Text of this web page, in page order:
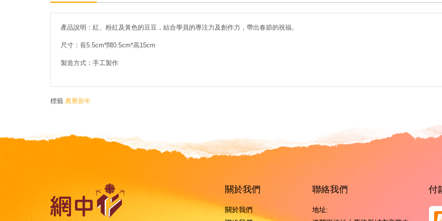
產品說明：紅、粉紅及黃色的豆豆，結合學員的專注力及創作力，帶出春節的祝福。
尺寸：長5.5cm*闊0.5cm*高15cm
製造方式：手工製作
標籤 農曆新年
關於我們
關於我們
聯絡我們
地址:
付